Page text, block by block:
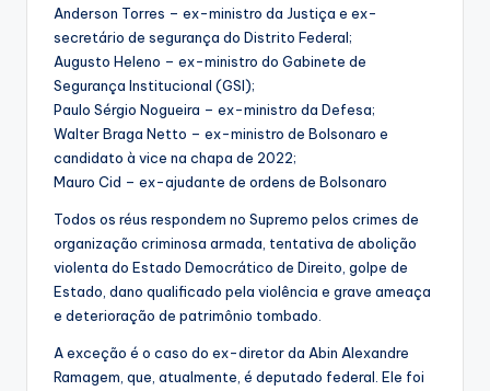
Anderson Torres – ex-ministro da Justiça e ex-
secretário de segurança do Distrito Federal;
Augusto Heleno – ex-ministro do Gabinete de
Segurança Institucional (GSI);
Paulo Sérgio Nogueira – ex-ministro da Defesa;
Walter Braga Netto – ex-ministro de Bolsonaro e
candidato à vice na chapa de 2022;
Mauro Cid – ex-ajudante de ordens de Bolsonaro
Todos os réus respondem no Supremo pelos crimes de
organização criminosa armada, tentativa de abolição
violenta do Estado Democrático de Direito, golpe de
Estado, dano qualificado pela violência e grave ameaça
e deterioração de patrimônio tombado.
A exceção é o caso do ex-diretor da Abin Alexandre
Ramagem, que, atualmente, é deputado federal. Ele foi